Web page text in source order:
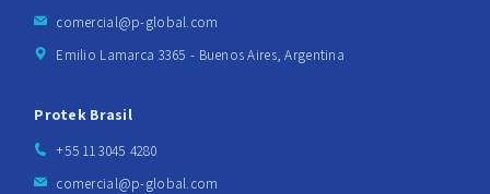
comercial@p-global.com
Emilio Lamarca 3365 - Buenos Aires, Argentina
Protek Brasil
+55 11 3045 4280
comercial@p-global.com